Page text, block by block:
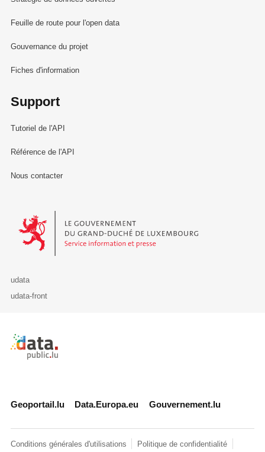
Feuille de route pour l'open data
Gouvernance du projet
Fiches d'information
Support
Tutoriel de l'API
Référence de l'API
Nous contacter
Le Gouvernement du Grand-Duché de Luxembourg - Service
udata
udata-front
Retour à l'accueil de data.public.lu
Geoportail.lu Data.Europa.eu Gouvernement.lu
Conditions générales d'utilisations Politique de confidentialité